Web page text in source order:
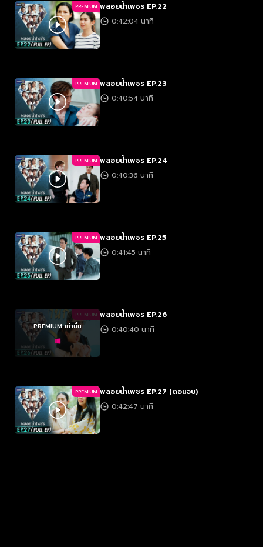
PREMIUM พลอยน้ำเพชร EP.22
0:42:04 นาที
PREMIUM พลอยน้ำเพชร EP.23
0:40:54 นาที
PREMIUM พลอยน้ำเพชร EP.24
0:40:36 นาที
PREMIUM พลอยน้ำเพชร EP.25
0:41:45 นาที
PREMIUM
PREMIUM เท่านั้น
พลอยน้ำเพชร EP.26
0:40:40 นาที
PREMIUM พลอยน้ำเพชร EP.27 (ตอนจบ)
0:42:47 นาที